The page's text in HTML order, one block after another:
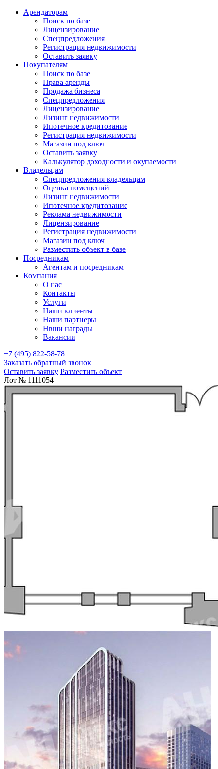
Арендаторам
Поиск по базе
Лицензирование
Спецпредложения
Регистрация недвижимости
Оставить заявку
Покупателям
Поиск по базе
Права аренды
Продажа бизнеса
Спецпредложения
Лицензирование
Лизинг недвижимости
Ипотечное кредитование
Регистрация недвижимости
Магазин под ключ
Оставить заявку
Калькулятор доходности и окупаемости
Владельцам
Спецпредложения владельцам
Оценка помещений
Лизинг недвижимости
Ипотечное кредитование
Реклама недвижимости
Лицензирование
Регистрация недвижимости
Магазин под ключ
Разместить объект в базе
Посредникам
Агентам и посредникам
Компания
О нас
Контакты
Услуги
Наши клиенты
Наши партнеры
Нвши награды
Вакансии
+7 (495) 822-58-78
Заказать обратный звонок
Оставить заявку Разместить объект
Лот № 1111054